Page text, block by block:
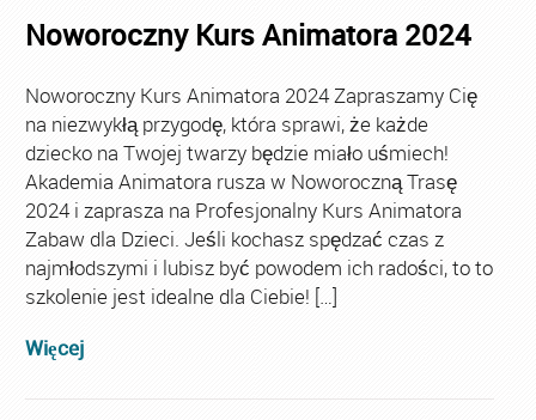
Noworoczny Kurs Animatora 2024
Noworoczny Kurs Animatora 2024 Zapraszamy Cię
na niezwykłą przygodę, która sprawi, że każde
dziecko na Twojej twarzy będzie miało uśmiech!
Akademia Animatora rusza w Noworoczną Trasę
2024 i zaprasza na Profesjonalny Kurs Animatora
Zabaw dla Dzieci. Jeśli kochasz spędzać czas z
najmłodszymi i lubisz być powodem ich radości, to to
szkolenie jest idealne dla Ciebie! […]
Więcej